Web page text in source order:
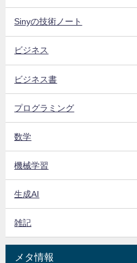
Sinyの技術ノート
ビジネス
ビジネス書
プログラミング
数学
機械学習
生成AI
雑記
メタ情報